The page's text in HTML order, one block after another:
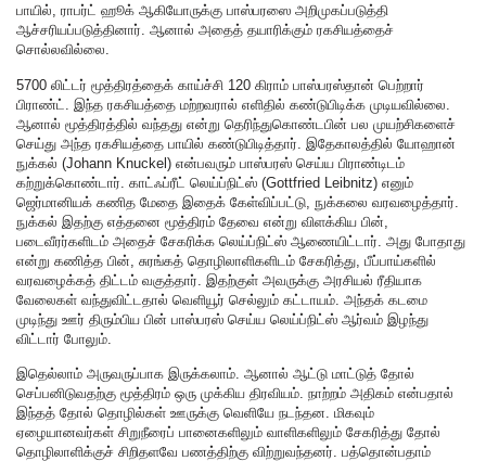
பாயில், ராபர்ட் ஹூக் ஆகியோருக்கு பாஸ்பரஸை அறிமுகப்படுத்தி
ஆச்சரியப்படுத்தினார். ஆனால் அதைத் தயாரிக்கும் ரகசியத்தைச்
சொல்லவில்லை.
5700 லிட்டர் மூத்திரத்தைக் காய்ச்சி 120 கிராம் பாஸ்பரஸ்தான் பெற்றார்
பிராண்ட். இந்த ரகசியத்தை மற்றவரால் எளிதில் கண்டுபிடிக்க முடியவில்லை.
ஆனால் மூத்திரத்தில் வந்தது என்று தெரிந்துகொண்டபின் பல முயற்சிகளைச்
செய்து அந்த ரகசியத்தை பாயில் கண்டுபிடித்தார். இதேகாலத்தில் யோஹான்
நுக்கல் (Johann Knuckel) என்பவரும் பாஸ்பரஸ் செய்ய பிராண்டிடம்
கற்றுக்கொண்டார். காட்ஃப்ரீட் லெய்ப்நிட்ஸ் (Gottfried Leibnitz) எனும்
ஜெர்மானியக் கணித மேதை இதைக் கேள்விப்பட்டு, நுக்கலை வரவழைத்தார்.
நுக்கல் இதற்கு எத்தனை மூத்திரம் தேவை என்று விளக்கிய பின்,
படைவீரர்களிடம் அதைச் சேகரிக்க லெய்ப்நிட்ஸ் ஆணையிட்டார். அது போதாது
என்று கணித்த பின், சுரங்கத் தொழிலாளிகளிடம் சேகரித்து, பீப்பாய்களில்
வரவழைக்கத் திட்டம் வகுத்தார். இதற்குள் அவருக்கு அரசியல் ரீதியாக
வேலைகள் வந்துவிட்டதால் வெளியூர் செல்லும் கட்டாயம். அந்தக் கடமை
முடிந்து ஊர் திரும்பிய பின் பாஸ்பரஸ் செய்ய லெய்ப்நிட்ஸ் ஆர்வம் இழந்து
விட்டார் போலும்.
இதெல்லாம் அருவருப்பாக இருக்கலாம். ஆனால் ஆட்டு மாட்டுத் தோல்
செப்பனிடுவதற்கு மூத்திரம் ஒரு முக்கிய திரவியம். நாற்றம் அதிகம் என்பதால்
இந்தத் தோல் தொழில்கள் ஊருக்கு வெளியே நடந்தன. மிகவும்
ஏழையானவர்கள் சிறுநீரைப் பானைகளிலும் வாளிகளிலும் சேகரித்து தோல்
தொழிலாளிக்குச் சிறிதளவே பணத்திற்கு விற்றுவந்தனர். பத்தொன்பதாம்